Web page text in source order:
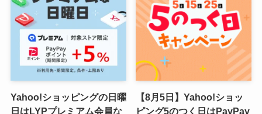
Yahoo!ショッピングの日曜
日はLYPプレミアム会員な
【8月5日】Yahoo!ショッ
ピング5のつく日はPayPay